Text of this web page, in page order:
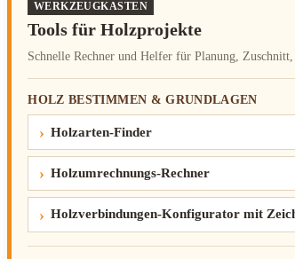
WERKZEUGKASTEN
Tools für Holzprojekte
Schnelle Rechner und Helfer für Planung,
HOLZ BESTIMMEN & GRUNDLAGEN
Holzarten-Finder
Holzumrechnungs-Rechner
Holzverbindungen-Konfigurator mit